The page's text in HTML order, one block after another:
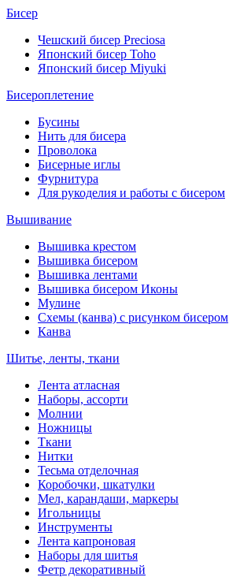
Бисер
Чешский бисер Preciosa
Японский бисер Toho
Японский бисер Miyuki
Бисероплетение
Бусины
Нить для бисера
Проволока
Бисерные иглы
Фурнитура
Для рукоделия и работы с бисером
Вышивание
Вышивка крестом
Вышивка бисером
Вышивка лентами
Вышивка бисером Иконы
Мулине
Схемы (канва) с рисунком бисером
Канва
Шитье, ленты, ткани
Лента атласная
Наборы, ассорти
Молнии
Ножницы
Ткани
Нитки
Тесьма отделочная
Коробочки, шкатулки
Мел, карандаши, маркеры
Игольницы
Инструменты
Лента капроновая
Наборы для шитья
Фетр декоративный